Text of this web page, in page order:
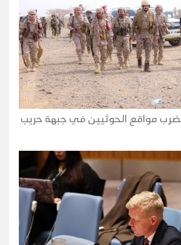
مواقع الحوثيين في جبهة حريب